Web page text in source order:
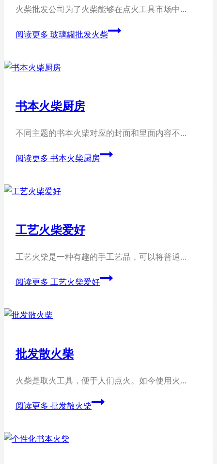
火柴批发公司为了火柴能够在点火工具市场中…
阅读更多 玻璃罐批发火柴
书本火柴厨房
不同主题的书本火柴对应的封面和里面内容不…
阅读更多 书本火柴厨房
工艺火柴爱好
工艺火柴是一种有趣的手工艺品，可以将普通…
阅读更多 工艺火柴爱好
批发散火柴
火柴是取火工具，便于人们点火。如今使用火…
阅读更多 批发散火柴